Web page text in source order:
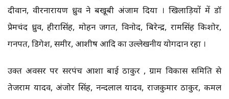
दीवान, वीरनारायण ध्रुव ने बखूबी अंजाम दिया । खिलाड़ियों में डॉ
प्रेमचंद ध्रुव, हीरासिंह, मोहन जगत, विनोद, बिरेन्द्र, रामसिंह किशोर,
गनपत, डिगेश, समीर, आशीष आदि का उल्लेखनीय योगदान रहा ।
उक्त अवसर पर सरपंच आशा बाई ठाकुर , ग्राम विकास समिति से
तेजराम यादव, अंजोर सिंह, नन्दलाल यादव, राजकुमार ठाकुर, कमल